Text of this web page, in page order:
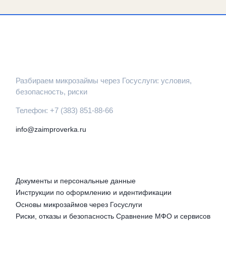
Разбираем микрозаймы через Госуслуги: условия,
безопасность, риски
Телефон: +7 (383) 851-88-66
info@zaimproverka.ru
Документы и персональные данные
Инструкции по оформлению и идентификации
Основы микрозаймов через Госуслуги
Риски, отказы и безопасность Сравнение МФО и сервисов